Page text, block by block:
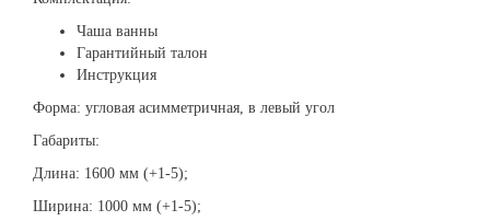
Чаша ванны
Гарантийный талон
Инструкция
Форма: угловая асимметричная, в левый угол
Габариты:
Длина: 1600 мм (+1-5);
Ширина: 1000 мм (+1-5);